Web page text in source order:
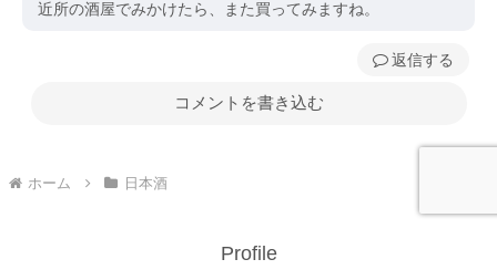
近所の酒屋でみかけたら、また買ってみますね。
返信
コメントを書き込む
ホーム 日本酒
Profile